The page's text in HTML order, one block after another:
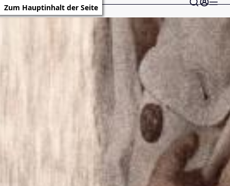
Zum Hauptinhalt der Seite